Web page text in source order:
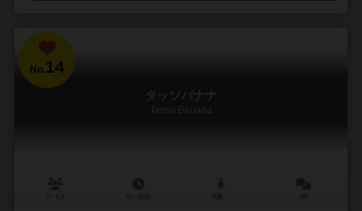
No.14
タッソバナナ
Tasso Banana